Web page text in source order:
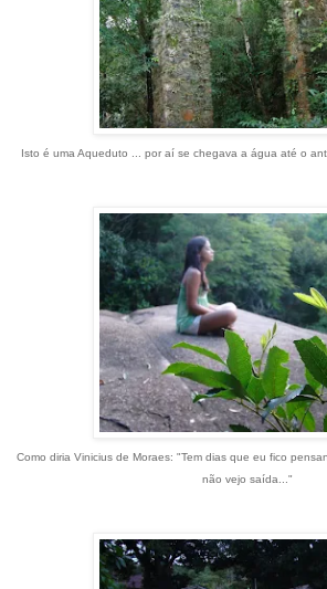
Isto é uma Aqueduto ... por aí se chegava a água até o
Como diria Vinicius de Moraes: "Tem dias que eu fico
não vejo saída..."